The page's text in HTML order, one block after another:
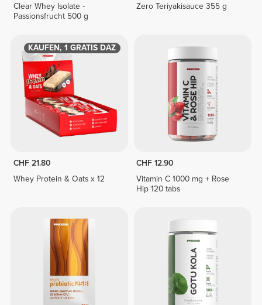
Clear Whey Isolate -
Passionsfrucht 500 g
Zero Teriyakisauce 355 g
1 KAUFEN, 1 GRATIS DAZU
CHF 21.80
Whey Protein & Oats x 12
CHF 12.90
Vitamin C 1000 mg + Rose
Hip 120 tabs